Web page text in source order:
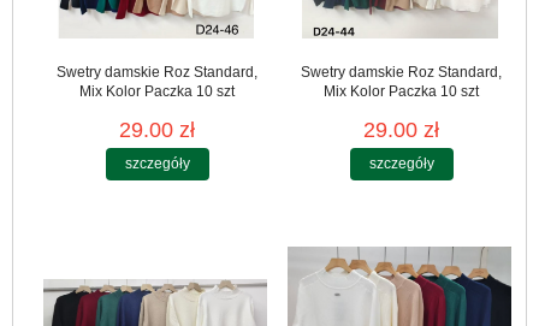
Swetry damskie Roz Standard,
Mix Kolor Paczka 10 szt
29.00 zł
szczegóły
Swetry damskie Roz Standard,
Mix Kolor Paczka 10 szt
29.00 zł
szczegóły